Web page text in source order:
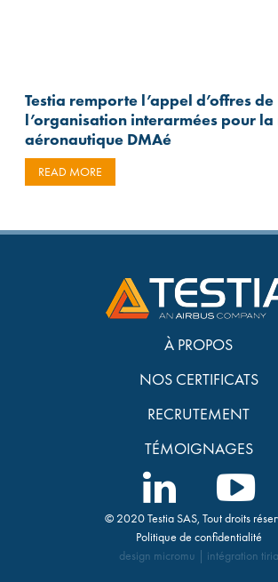
Testia remporte l’appel d’offres de
l’organisation interarmées pour
aéronautique DMAé
READ MORE
À PROPOS
NOS CERTIFICATS
RECRUTEMENT
TÉMOIGNAGES
© 2020 Testia SAS, Tout droits
Politique de confidentialité
design micromu | intégration tiria